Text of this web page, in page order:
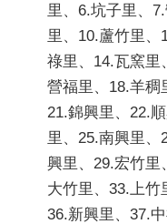
里、6.坑子里、
里、10.蘆竹里、
祿里、14.瓦窯里
營福里、18.羊稠
21.錦興里、22.
里、25.南興里、
興里、29.宏竹里
大竹里、33.上竹
36.新興里、37.